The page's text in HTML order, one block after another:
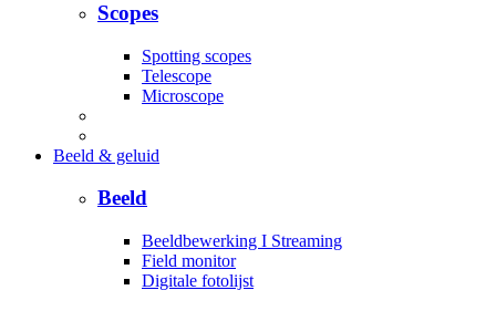
Scopes
Spotting scopes
Telescope
Microscope
Beeld & geluid
Beeld
Beeldbewerking I Streaming
Field monitor
Digitale fotolijst